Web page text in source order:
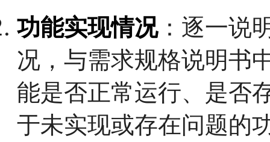
功能实现情况：逐一说
况，与需求规格说明书
能是否正常运行、是否
于未实现或存在问题的